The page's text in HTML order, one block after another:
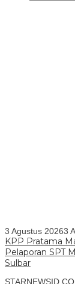
3 Agustus 20263
KPP Pratama
Pelaporan SPT
Sulbar